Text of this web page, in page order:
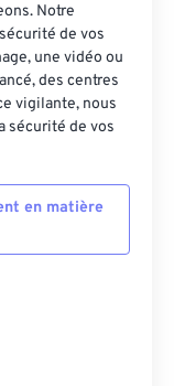
Notre
de vos
une vidéo ou
des centres
vigilante, nous
sécurité de vos
en matière